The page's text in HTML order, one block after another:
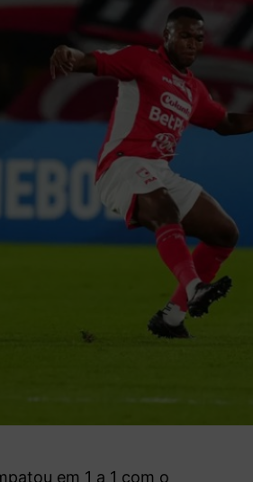
em 1 a 1 com o